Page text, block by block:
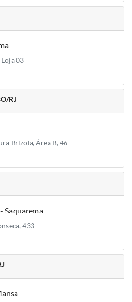
Loja 03
RJ
Brizola, Área B, 46
Saquarema
433